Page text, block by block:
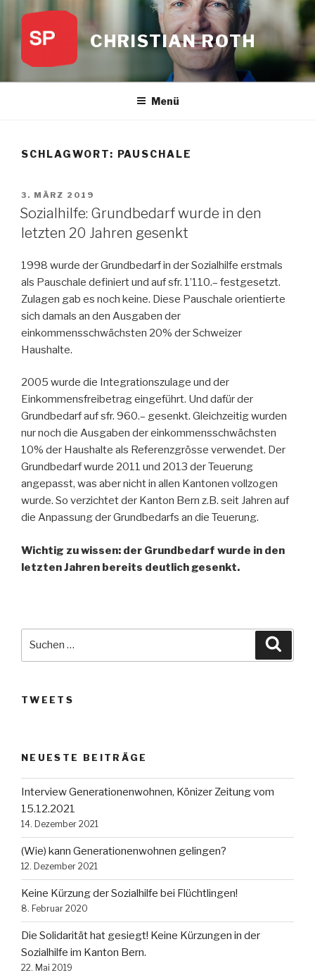
springen
CHRISTIAN ROTH
Menü
SCHLAGWORT: PAUSCHALE
VERÖFFENTLICHT
AM
3. MÄRZ 2019
Sozialhilfe: Grundbedarf wurde in den
letzten 20 Jahren gesenkt
1998 wurde der Grundbedarf in der Sozialhilfe erstmals
als Pauschale definiert und auf sfr. 1’110.– festgesetzt.
Zulagen gab es noch keine. Diese Pauschale orientierte
sich damals an den Ausgaben der
einkommensschwächsten 20% der Schweizer
Haushalte.
2005 wurde die Integrationszulage und der
Einkommensfreibetrag eingeführt. Und dafür der
Grundbedarf auf sfr. 960.– gesenkt. Gleichzeitig wurden
nur noch die Ausgaben der einkommensschwächsten
10% der Haushalte als Referenzgrösse verwendet. Der
Grundbedarf wurde 2011 und 2013 der Teuerung
angepasst, was aber nicht in allen Kantonen vollzogen
wurde. So verzichtet der Kanton Bern z.B. seit Jahren auf
die Anpassung der Grundbedarfs an die Teuerung.
Wichtig zu wissen: der Grundbedarf wurde in den
letzten Jahren bereits deutlich gesenkt.
TWEETS
NEUESTE BEITRÄGE
Interview Generationenwohnen, Könizer Zeitung vom
15.12.2021
14. Dezember 2021
(Wie) kann Generationenwohnen gelingen?
12. Dezember 2021
Keine Kürzung der Sozialhilfe bei Flüchtlingen!
8. Februar 2020
Die Solidarität hat gesiegt! Keine Kürzungen in der
Sozialhilfe im Kanton Bern.
22. Mai 2019